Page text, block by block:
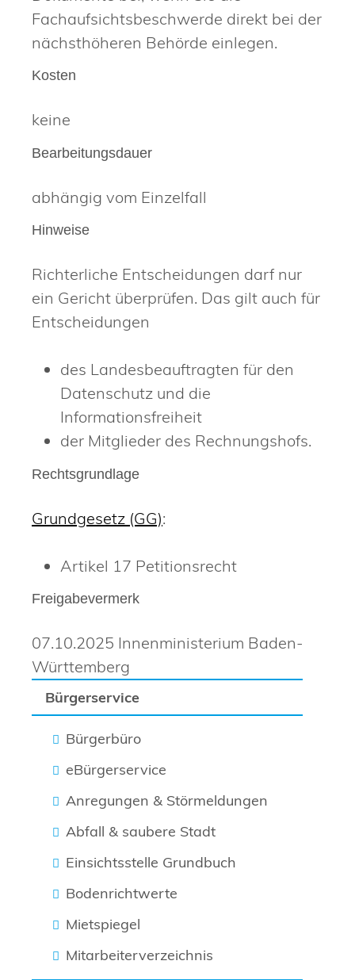
Bürgerservice
Bürgerbüro
eBürgerservice
Anregungen & Störmeldungen
Abfall & saubere Stadt
Einsichtsstelle Grundbuch
Bodenrichtwerte
Mietspiegel
Mitarbeiterverzeichnis
Fachaufsichtsbeschwerde direkt bei der
nächsthöheren Behörde einlegen.
Kosten
keine
Bearbeitungsdauer
abhängig vom Einzelfall
Hinweise
Richterliche Entscheidungen darf nur
ein Gericht überprüfen. Das gilt auch für
Entscheidungen
des Landesbeauftragten für den
Datenschutz und die
Informationsfreiheit
der Mitglieder des Rechnungshofs.
Rechtsgrundlage
Grundgesetz (GG):
Artikel 17 Petitionsrecht
Freigabevermerk
07.10.2025 Innenministerium Baden-
Württemberg